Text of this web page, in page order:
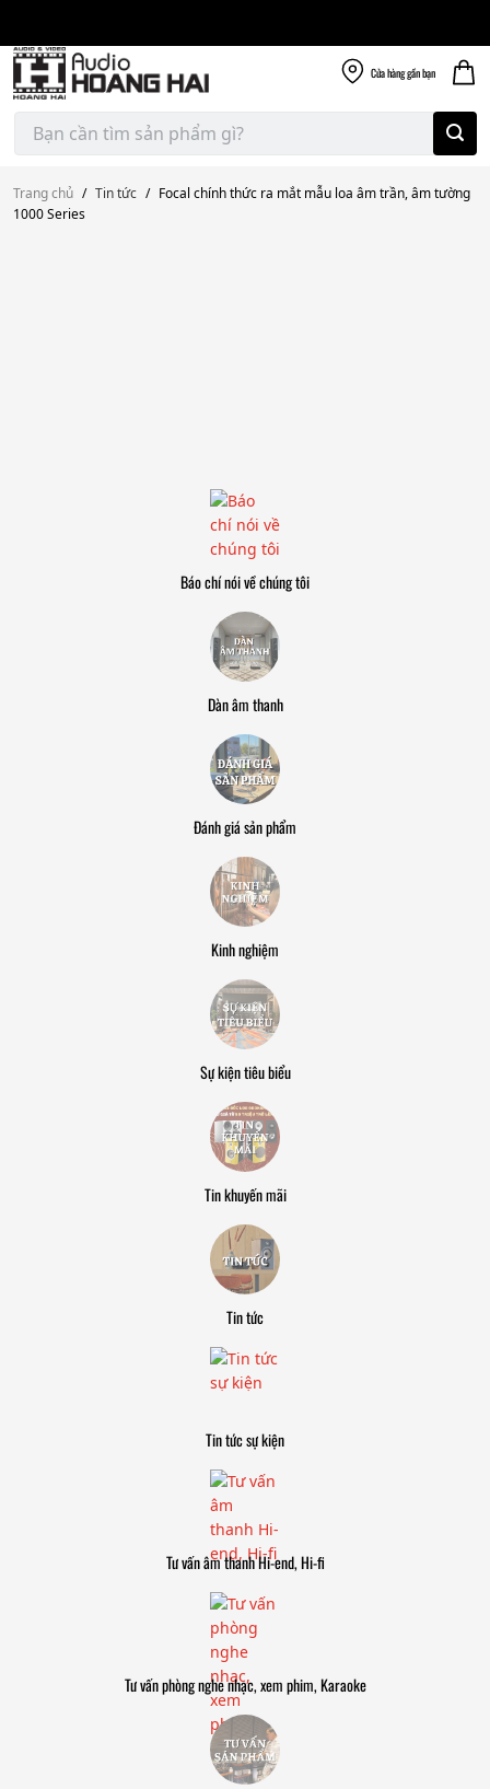
content
Cửa hànggần bạn
Tìm
kiếm:
Trang chủ / Tin tức / Focal chính thức ra mắt mẫu loa âm trần, âm tường
1000 Series
Báo chí nói về chúng tôi
Dàn âm thanh
Đánh giá sản phẩm
Kinh nghiệm
Sự kiện tiêu biểu
Tin khuyến mãi
Tin tức
Tin tức sự kiện
Tư vấn âm thanh Hi-end, Hi-fi
Tư vấn phòng nghe nhạc, xem phim, Karaoke